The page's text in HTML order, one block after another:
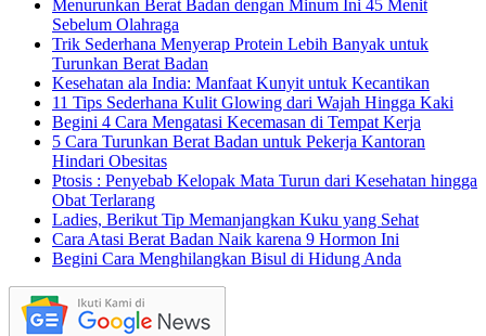
Menurunkan Berat Badan dengan Minum Ini 45 Menit
Sebelum Olahraga
Trik Sederhana Menyerap Protein Lebih Banyak untuk
Turunkan Berat Badan
Kesehatan ala India: Manfaat Kunyit untuk Kecantikan
11 Tips Sederhana Kulit Glowing dari Wajah Hingga Kaki
Begini 4 Cara Mengatasi Kecemasan di Tempat Kerja
5 Cara Turunkan Berat Badan untuk Pekerja Kantoran
Hindari Obesitas
Ptosis : Penyebab Kelopak Mata Turun dari Kesehatan hingga
Obat Terlarang
Ladies, Berikut Tip Memanjangkan Kuku yang Sehat
Cara Atasi Berat Badan Naik karena 9 Hormon Ini
Begini Cara Menghilangkan Bisul di Hidung Anda